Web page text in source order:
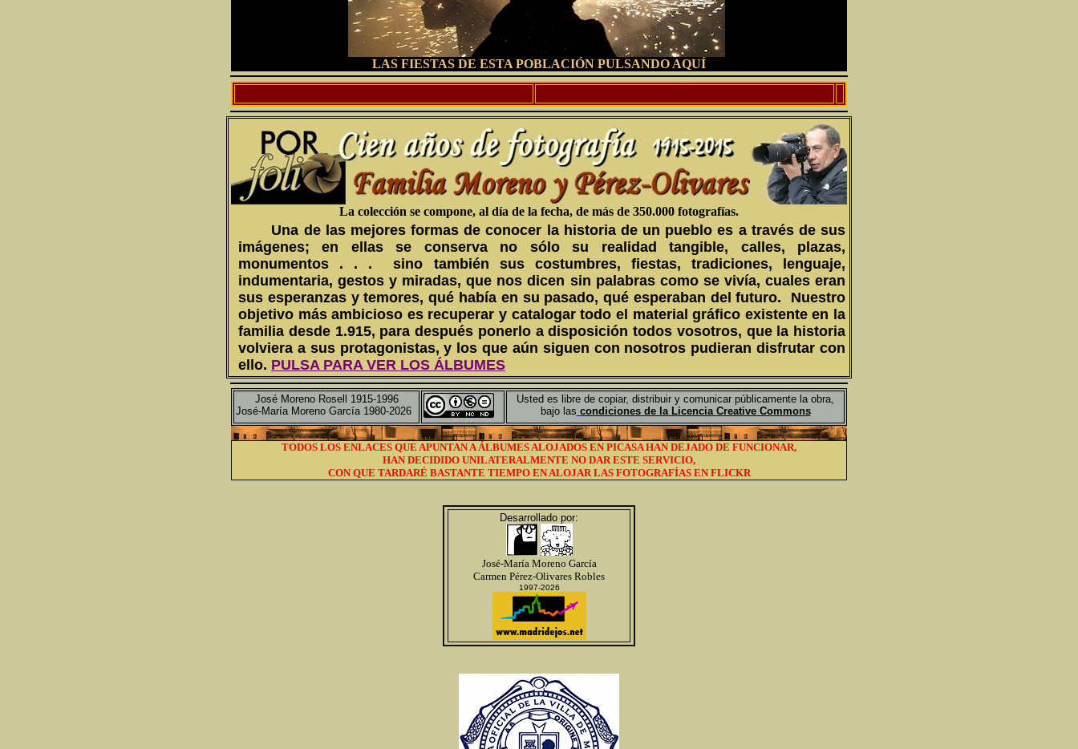
LAS FIESTAS DE ESTA POBLACIÓN PULSANDO AQUÍ
La colección se compone, al día de la fecha, de más de 350.000 fotografías.
Una de las mejores formas de conocer la historia de un pueblo es a través de sus
imágenes; en ellas se conserva no sólo su realidad tangible, calles, plazas,
monumentos . . . sino también sus costumbres, fiestas, tradiciones, lenguaje,
indumentaria, gestos y miradas, que nos dicen sin palabras como se vivía, cuales eran
sus esperanzas y temores, qué había en su pasado, qué esperaban del futuro.
Nuestro
objetivo más ambicioso es recuperar y catalogar todo el material gráfico existente en la
familia desde 1.915, para después ponerlo a disposición todos vosotros, que la historia
volviera a sus protagonistas, y los que aún siguen con nosotros pudieran disfrutar con
ello. PULSA PARA VER LOS ÁLBUMES
José Moreno Rosell 1915-1996
José-María Moreno García 1980-2026
Usted es libre de copiar, distribuir y comunicar públicamente la obra,
bajo las condiciones de la Licencia Creative Commons
TODOS LOS ENLACES QUE APUNTAN A ÁLBUMES ALOJADOS EN PICASA HAN DEJADO DE FUNCIONAR,
HAN DECIDIDO UNILATERALMENTE NO DAR ESTE SERVICIO,
CON QUE TARDARÉ BASTANTE TIEMPO EN ALOJAR LAS FOTOGRAFÍAS EN FLICKR
Desarrollado por:
José-María Moreno García
Carmen Pérez-Olivares Robles
1997-2026